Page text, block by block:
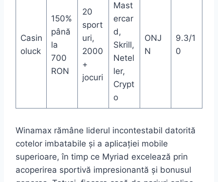
Casin
oluck
150%
până
la
700
RON
20
sport
uri,
2000
+
jocuri
Mast
ercar
d,
Skrill,
Netel
ler,
Crypt
o
ONJ
N
9.3/1
0
Winamax rămâne liderul incontestabil datorită
cotelor imbatabile și a aplicației mobile
superioare, în timp ce Myriad excelează prin
acoperirea sportivă impresionantă și bonusul